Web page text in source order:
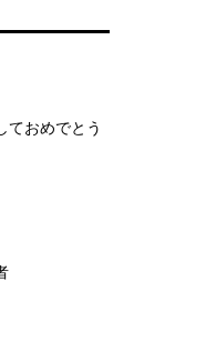
ておめでとう